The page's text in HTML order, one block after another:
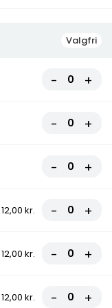
Valgfri
- +
- +
- +
12,00 kr. - +
12,00 kr. - +
12,00 kr. - +